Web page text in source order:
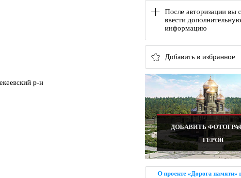
После авторизации вы
ввести дополнительную
информацию
Добавить в избранное
ДОБАВИТЬ
ГЕРОЯ
О проекте «Дорога памяти»
р-н